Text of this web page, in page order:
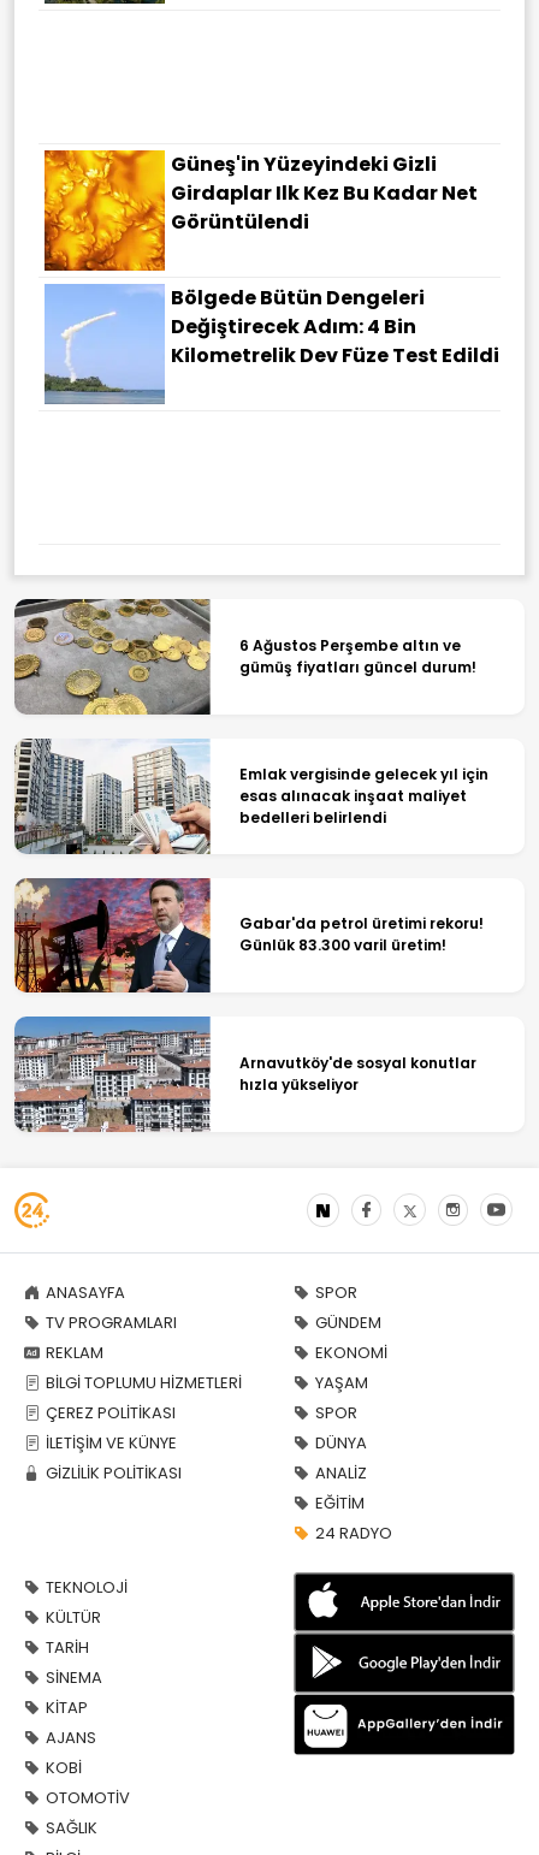
Güneş'in Yüzeyindeki Gizli
Girdaplar Ilk Kez Bu Kadar Net
Görüntülendi
Bölgede Bütün Dengeleri
Değiştirecek Adım: 4 Bin
Kilometrelik Dev Füze Test Edildi
6 Ağustos Perşembe altın ve
gümüş fiyatları güncel durum!
Emlak vergisinde gelecek yıl için
esas alınacak inşaat maliyet
bedelleri belirlendi
Gabar'da petrol üretimi rekoru!
Günlük 83.300 varil üretim!
Arnavutköy'de sosyal konutlar
hızla yükseliyor
ANASAYFA
TV PROGRAMLARI
REKLAM
BİLGİ TOPLUMU HİZMETLERİ
ÇEREZ POLİTİKASI
İLETİŞİM VE KÜNYE
GİZLİLİK POLİTİKASI
SPOR
GÜNDEM
EKONOMİ
YAŞAM
SPOR
DÜNYA
ANALİZ
EĞİTİM
24 RADYO
TEKNOLOJİ
KÜLTÜR
TARİH
SİNEMA
KİTAP
AJANS
KOBİ
OTOMOTİV
SAĞLIK